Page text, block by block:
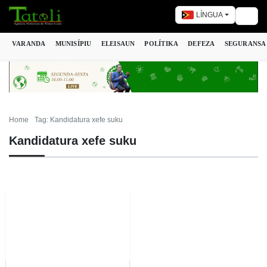
LÍNGUA
VARANDA MUNISÍPIU ELEISAUN POLÍTIKA DEFEZA SEGURANSA
Home Tag: Kandidatura xefe suku
Kandidatura xefe suku